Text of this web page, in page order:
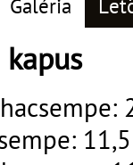
Galéria
kapus